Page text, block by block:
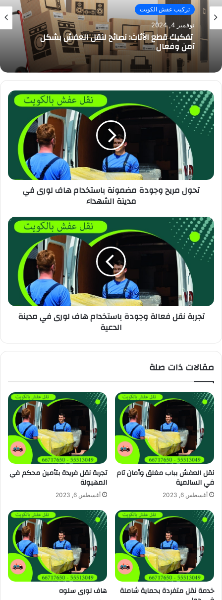
تركيب عفش الكويت
نوفمبر 4, 2024
تفكيك قطع الأثاث: نصائح لنقل العفش بشكل
آمن وفعال
تحول مريح وجودة مضمونة باستخدام هاف لورى في
مدينة الشهداء
تجربة نقل فعالة وجودة باستخدام هاف لورى في مدينة
الدعية
مقالات ذات صلة
نقل العفش بباب مغلق وأمان تام
في السالمية
أغسطس 6, 2023
تجربة نقل فريدة بتأمين محكم في
المهبولة
أغسطس 6, 2023
خدمة نقل متفردة بحماية شاملة هاف لورى سلوه